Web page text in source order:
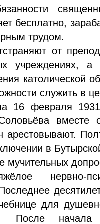
бесплатно,
трудом.
от
учреждениях, а
католической
служить в
16 февраля
вместе
арестовывают.
в
мучительных
нервно-
для
После начала